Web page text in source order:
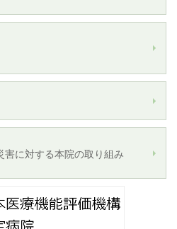
害に対する本院の取り組み